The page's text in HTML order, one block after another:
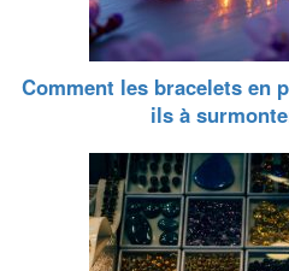
Comment les bracelets en
ils à